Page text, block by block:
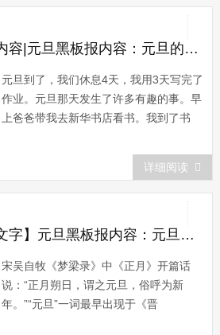
年，顿时，教室里一片欢腾。接着，同学
们互赠礼物。我把准备好的礼品郑重地送
到罗夏的...
关于元旦的黑板报内容|元旦黑板报内容：元旦的一天
元旦到了，我们休息4天，我用3天写完了
作业。元旦那天发生了许多有趣的事。早
上爸爸带我去新华书店看书。我到了书
书。我打开了一本百科书，里面的知识可
真多呀!我知道了人们用肉眼只能看到
6974颗星星。我还知道了星星能预报天
气，人们常说星星眨眼，下雨不远，有时
还很灵验。...
详细阅读
【元旦元旦黑板报文字】元旦黑板报内容：元旦诗话
宋吴自牧《梦梁录》中《正月》开篇话
说：“正月朔日，谓之元旦，俗呼为新
年。”“元旦”一词最早出现于《晋